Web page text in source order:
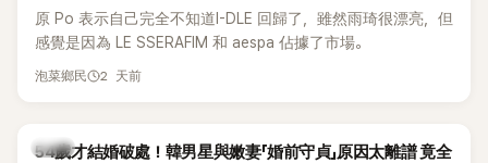
原 Po 表示自己完全不知道I-DLE 回歸了，雖然雨琦很漂亮，但
感覺是因為 LE SSERAFIM 和 aespa 佔據了市場。
泡菜鄉民 2 天前
韓星
54歲才結婚破處！韓男星與嫩妻「婚前守貞」原因太離譜 竟全